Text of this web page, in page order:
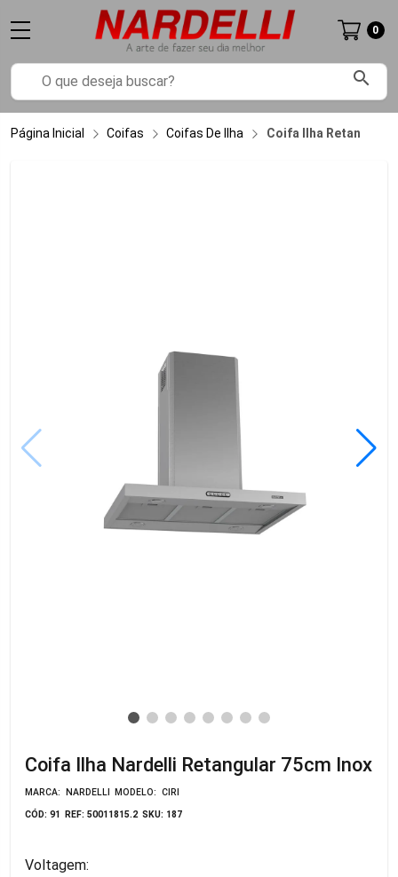
search
0
Página Inicial Coifas Coifas De Ilha Coifa Ilha Retangular
Coifa Ilha Nardelli Retangular 75cm Inox
MARCA: NARDELLI MODELO: CIRI
CÓD: 91 REF: 50011815.2 SKU: 187
Voltagem: